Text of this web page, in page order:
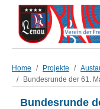
Home Projekte
Bundesrunde der 61.
Bundesrunde